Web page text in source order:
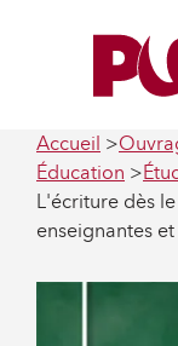
Accueil
Éducation
L'écriture dès
enseignantes